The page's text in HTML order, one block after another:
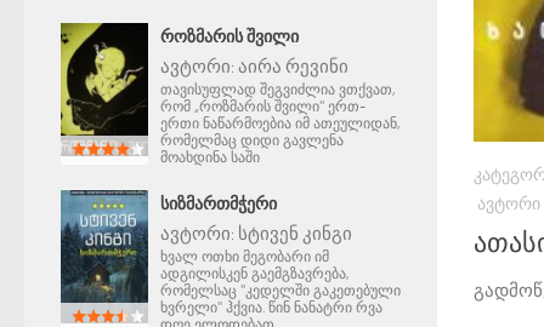
ᲐᲕᲢᲝᲠᲘ
ᲠᲝᲖᲛᲐᲠᲘᲡ ᲨᲕᲘᲚᲘ
ავტორი: აირა რევინი
თავისუფლად შეგვიძლია ვთქვათ,
რომ „როზმარის შვილი" ერთ-
ერთი ნაწარმოებია იმ ათეულიდან,
რომელმაც დიდი გავლენა
მოახდინა საში
ᲡᲘᲖᲛᲐᲠᲗᲛᲭᲔᲠᲘ
ავტორი: სტივენ კინგი
ხვალ ოთხი მეგობარი იმ
ადგილისკენ გაემგზავრება,
რომელსაც "კედელში გაკეთებული
ხვრელი" ჰქვია. წინ ნანატრი რვა